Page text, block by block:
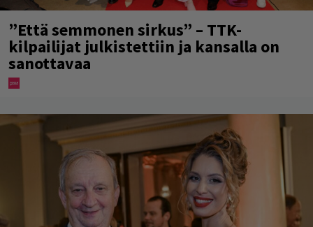
”Että semmonen sirkus” – TTK-
kilpailijat julkistettiin ja kansalla on
sanottavaa